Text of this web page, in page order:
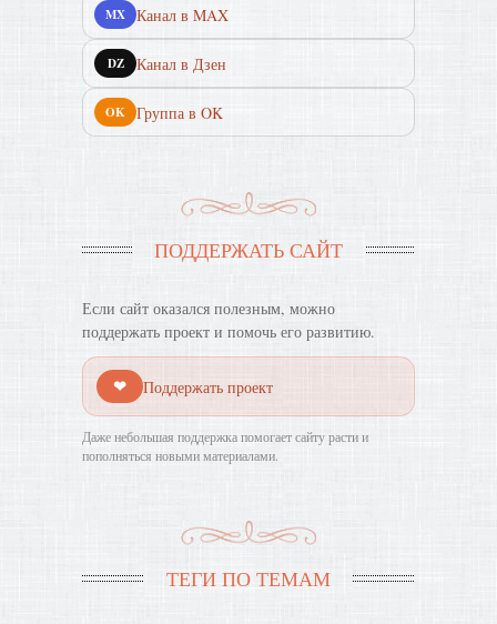
MX Канал в MAX
DZ Канал в Дзен
OK Группа в OK
ПОДДЕРЖАТЬ САЙТ
Если сайт оказался полезным, можно
поддержать проект и помочь его развитию.
❤ Поддержать проект
Даже небольшая поддержка помогает сайту расти и
пополняться новыми материалами.
ТЕГИ ПО ТЕМАМ